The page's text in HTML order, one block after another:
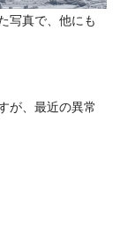
写真で、他にも
が、最近の異常